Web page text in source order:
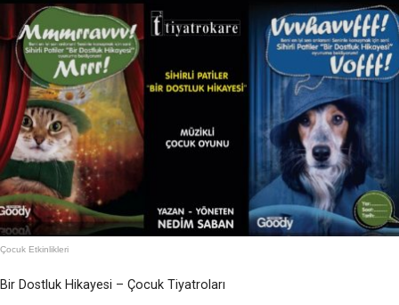
Çocuk Etkinlikleri
Bir Dostluk Hikayesi – Çocuk Tiyatroları